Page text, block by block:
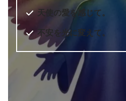
天使の愛を感じて。
不安を光に変えて。